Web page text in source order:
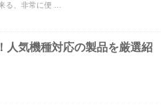
る、非常に便 …
人気機種対応の製品を厳選紹